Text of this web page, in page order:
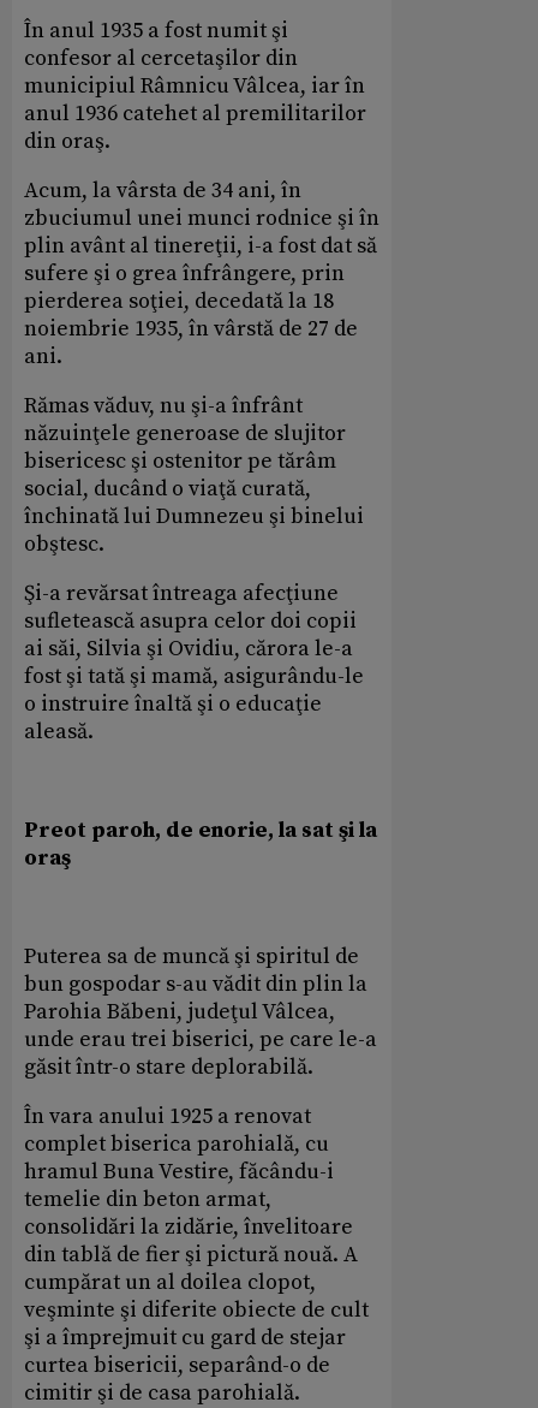
În anul 1935 a fost numit şi
confesor al cercetaşilor din
municipiul Râmnicu Vâlcea, iar în
anul 1936 catehet al premilitarilor
din oraş.
Acum, la vârsta de 34 ani, în
zbuciumul unei munci rodnice şi în
plin avânt al tinereţii, i-a fost dat să
sufere şi o grea înfrângere, prin
pierderea soţiei, decedată la 18
noiembrie 1935, în vârstă de 27 de
ani.
Rămas văduv, nu şi-a înfrânt
năzuinţele generoase de slujitor
bisericesc şi ostenitor pe tărâm
social, ducând o viaţă curată,
închinată lui Dumnezeu şi binelui
obştesc.
Şi-a revărsat întreaga afecţiune
sufletească asupra celor doi copii
ai săi, Silvia şi Ovidiu, cărora le-a
fost şi tată şi mamă, asigurându-le
o instruire înaltă şi o educaţie
aleasă.
Preot paroh, de enorie, la sat şi la
oraş
Puterea sa de muncă şi spiritul de
bun gospodar s-au vădit din plin la
Parohia Băbeni, judeţul Vâlcea,
unde erau trei biserici, pe care le-a
găsit într-o stare deplorabilă.
În vara anului 1925 a renovat
complet biserica parohială, cu
hramul Buna Vestire, făcându-i
temelie din beton armat,
consolidări la zidărie, învelitoare
din tablă de fier şi pictură nouă. A
cumpărat un al doilea clopot,
veşminte şi diferite obiecte de cult
şi a împrejmuit cu gard de stejar
curtea bisericii, separând-o de
cimitir şi de casa parohială.